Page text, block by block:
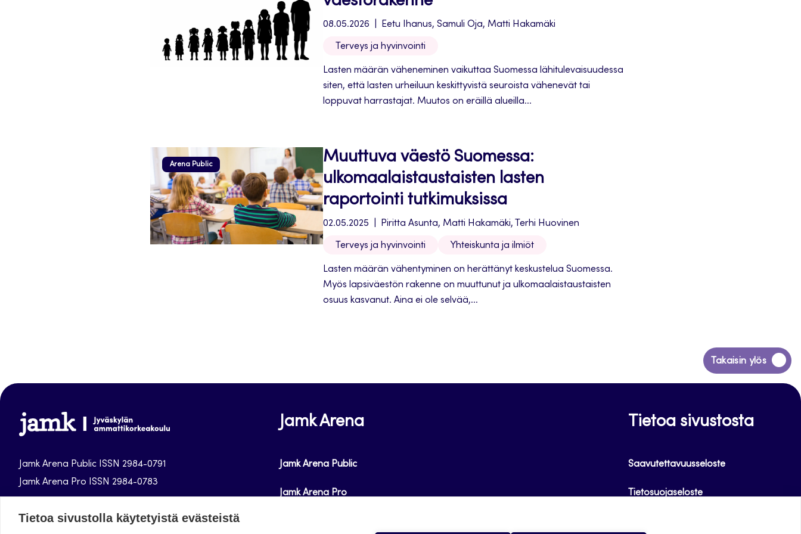
08.05.2026 Eetu Ihanus, Samuli Oja, Matti Hakamäki
Terveys ja hyvinvointi
Lasten määrän väheneminen vaikuttaa Suomessa lähitulevaisuudessa
siten, että lasten urheiluun keskittyvistä seuroista vähenevät tai
loppuvat harrastajat. Muutos on eräillä alueilla...
Arena Public
Muuttuva väestö Suomessa:
ulkomaalaistaustaisten lasten
raportointi tutkimuksissa
02.05.2025 Piritta Asunta, Matti Hakamäki, Terhi Huovinen
Terveys ja hyvinvointi Yhteiskunta ja ilmiöt
Lasten määrän vähentyminen on herättänyt keskustelua Suomessa.
Myös lapsiväestön rakenne on muuttunut ja ulkomaalaistaustaisten
osuus kasvanut. Aina ei ole selvää,...
Takaisin ylös
Siirry
takaisin
Jamk
Arena
Jamk Arena Public ISSN 2984-0791
Jamk Arena Pro ISSN 2984-0783
Jyväskylän ammattikorkeakoulun julkaisut
Jamk Arena
Jamk Arena Public
Jamk Arena Pro
Tietoa sivustosta
Saavutettavuusseloste
Tietosuojaseloste
Tietoa sivustolla käytetyistä evästeistä